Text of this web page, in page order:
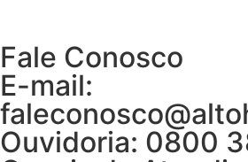
Fale Conosco
E-mail:
Ouvidoria: 0800